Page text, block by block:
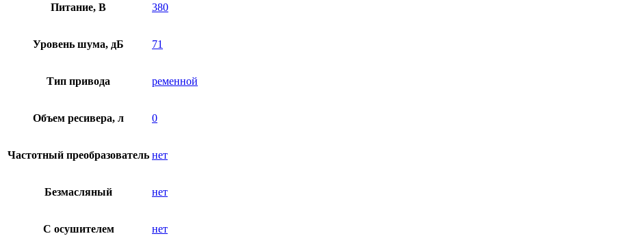
Питание, В 380
Уровень шума, дБ 71
Тип привода ременной
Объем ресивера, л 0
Частотный преобразователь нет
Безмасляный нет
C осушителем нет